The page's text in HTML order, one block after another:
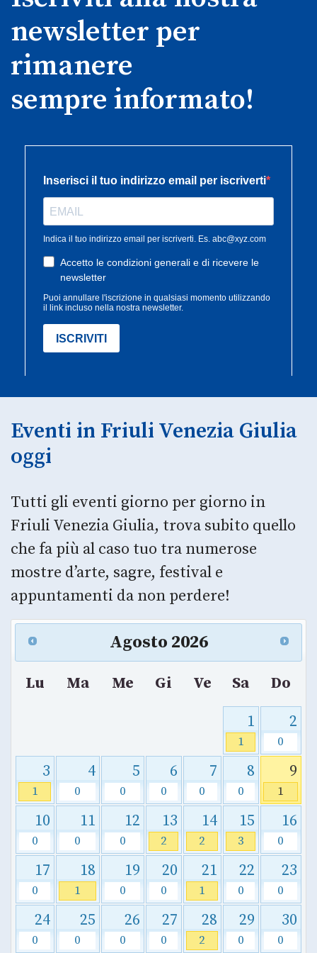
newsletter per
rimanere
sempre informato!
Eventi in Friuli Venezia Giulia
oggi
Tutti gli eventi giorno per giorno in
Friuli Venezia Giulia, trova subito quello
che fa più al caso tuo tra numerose
mostre d’arte, sagre, festival e
appuntamenti da non perdere!
Agosto 2026
Lu Ma Me Gi Ve Sa
Do
1
1
2
0
3
1
4
0
5
0
6
0
7
0
8
0
9
1
10
0
11
0
12
0
13
2
14
2
15
3
16
0
17
0
18
1
19
0
20
0
21
1
22
0
23
0
24
0
25
0
26
0
27
0
28
2
29
0
30
0